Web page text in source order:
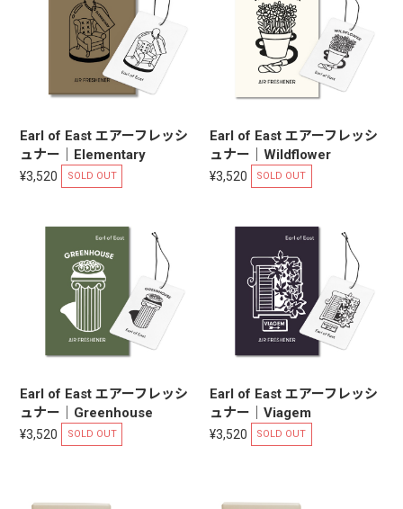
Earl of East エアーフレッシ
ュナー｜Elementary
¥3,520 SOLD OUT
Earl of East エアーフレッシ
ュナー｜Wildflower
¥3,520 SOLD OUT
Earl of East エアーフレッシ
ュナー｜Greenhouse
¥3,520 SOLD OUT
Earl of East エアーフレッシ
ュナー｜Viagem
¥3,520 SOLD OUT